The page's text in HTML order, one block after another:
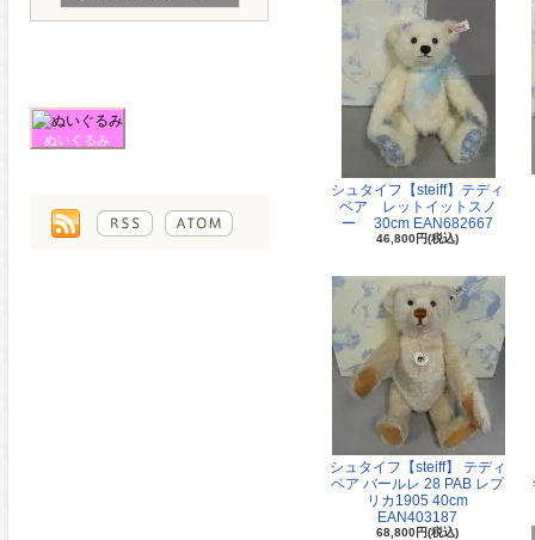
ぬいぐるみ
シュタイフ【steiff】テディ
ベア レットイットスノ
ー 30cm EAN682667
46,800円(税込)
シュタイフ【steiff】 テディ
ベア バールレ 28 PAB レプ
リカ1905 40cm
EAN403187
68,800円(税込)